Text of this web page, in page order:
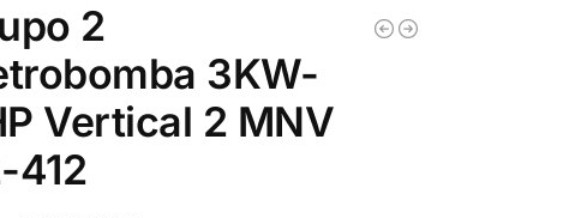
2
3KW-
Vertical 2 MNV
412